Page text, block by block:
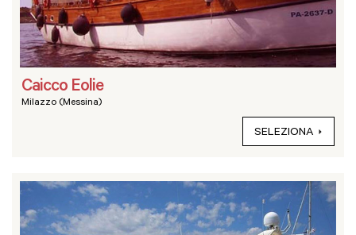
Caicco Eolie
Milazzo (Messina)
SELEZIONA